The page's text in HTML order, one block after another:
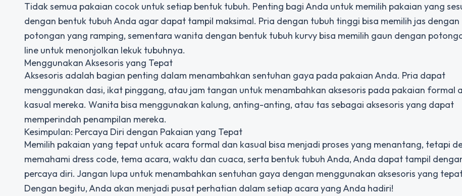
Tidak semua pakaian cocok untuk setiap bentuk tubuh. Penting bagi Anda untuk memilih pakaian yang
dengan bentuk tubuh Anda agar dapat tampil maksimal. Pria dengan tubuh tinggi bisa memilih jas dengan
potongan yang ramping, sementara wanita dengan bentuk tubuh kurvy bisa memilih gaun dengan
line untuk menonjolkan lekuk tubuhnya.
Menggunakan Aksesoris yang Tepat
Aksesoris adalah bagian penting dalam menambahkan sentuhan gaya pada pakaian Anda. Pria dapat
menggunakan dasi, ikat pinggang, atau jam tangan untuk menambahkan aksesoris pada pakaian formal
kasual mereka. Wanita bisa menggunakan kalung, anting-anting, atau tas sebagai aksesoris yang dapat
memperindah penampilan mereka.
Kesimpulan: Percaya Diri dengan Pakaian yang Tepat
Memilih pakaian yang tepat untuk acara formal dan kasual bisa menjadi proses yang menantang, tetapi
memahami dress code, tema acara, waktu dan cuaca, serta bentuk tubuh Anda, Anda dapat tampil
percaya diri. Jangan lupa untuk menambahkan sentuhan gaya dengan menggunakan aksesoris yang
Dengan begitu, Anda akan menjadi pusat perhatian dalam setiap acara yang Anda hadiri!